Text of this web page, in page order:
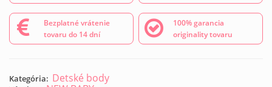
Bezplatné vrátenie
tovaru do 14 dní
100% garancia
originality tovaru
Kategória: Detské body